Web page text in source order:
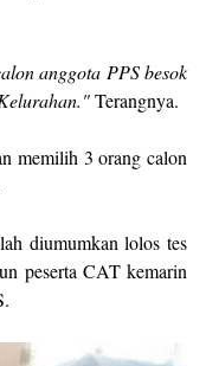
anggota PPS besok
Terangnya.
memilih 3 orang calon
diumumkan lolos tes
peserta CAT kemarin